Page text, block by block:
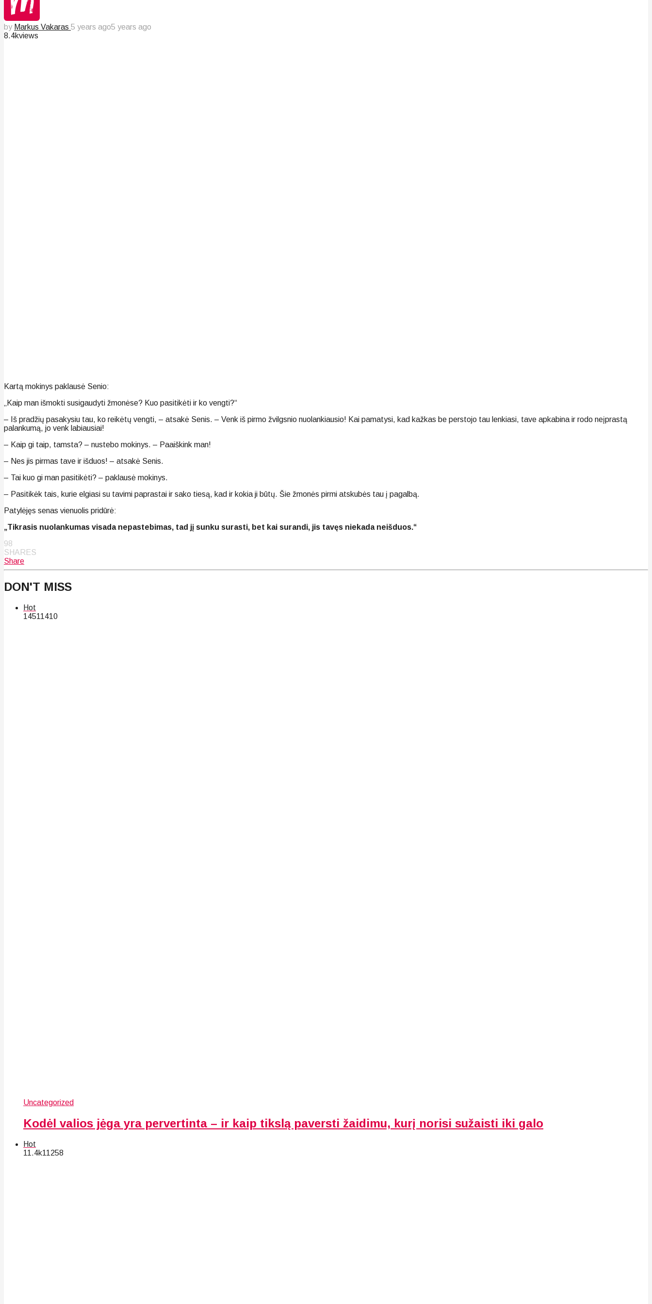
by Markus Vakaras 5 years ago5 years ago
8.4kviews
Kartą mokinys paklausė Senio:
„Kaip man išmokti susigaudyti žmonėse? Kuo pasitikėti ir ko vengti?“
– Iš pradžių pasakysiu tau, ko reikėtų vengti, – atsakė Senis. – Venk iš pirmo žvilgsnio nuolankiausio! Kai pamatysi, kad kažkas be perstojo tau lenkiasi, tave apkabina ir rodo neįprastą
palankumą, jo venk labiausiai!
– Kaip gi taip, tamsta? – nustebo mokinys. – Paaiškink man!
– Nes jis pirmas tave ir išduos! – atsakė Senis.
– Tai kuo gi man pasitikėti? – paklausė mokinys.
– Pasitikėk tais, kurie elgiasi su tavimi paprastai ir sako tiesą, kad ir kokia ji būtų. Šie žmonės pirmi atskubės tau į pagalbą.
Patylėjęs senas vienuolis pridūrė:
„Tikrasis nuolankumas visada nepastebimas, tad jį sunku surasti, bet kai surandi, jis tavęs niekada neišduos.“
98
SHARES
Share
DON'T MISS
Hot
14511410
Uncategorized
Kodėl valios jėga yra pervertinta – ir kaip tikslą paversti žaidimu, kurį norisi sužaisti iki galo
Hot
11.4k11258